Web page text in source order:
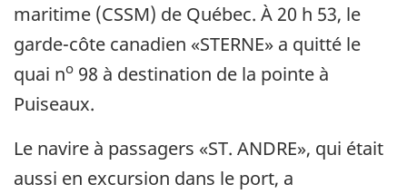
maritime (CSSM) de Québec. À 20 h 53, le
garde-côte canadien «STERNE» a quitté le
quai no 98 à destination de la pointe à
Puiseaux.
Le navire à passagers «ST. ANDRE», qui était
aussi en excursion dans le port, a